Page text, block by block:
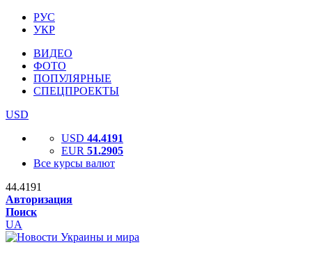
РУС
УКР
ВИДЕО
ФОТО
ПОПУЛЯРНЫЕ
СПЕЦПРОЕКТЫ
USD
USD 44.4191
EUR 51.2905
Все курсы валют
44.4191
Авторизация
Поиск
UA